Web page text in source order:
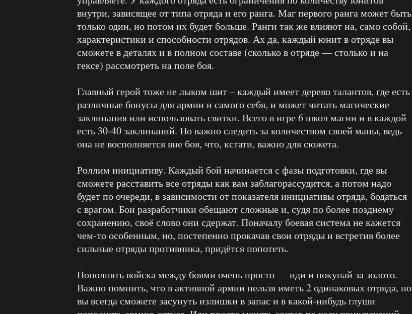
внутри, зависящее от типа отряда и его ранга. Маг первого ранга может быть
только один, но потом их будет больше. Ранги так же влияют на, само собой,
характеристики и способности отрядов. Ах да, каждый юнит в отряде вы
сможете в деталях и в полном составе (сколько в отряде — столько и на
гексе) рассмотреть на поле боя.
Главный герой тоже не лыком шит – каждый имеет дерево талантов, где есть
различные бонусы для армии и самого себя, и может читать магические
заклинания или использовать свитки. Всего в игре 6 школ магии и в каждой
есть 30-40 заклинаний. Но важно следить за количеством своей маны, ведь
она не восполняется вне боя, что, кстати, важно для сюжета.
Роллим инициативу. Каждый бой начинается с фазы подготовки, где вы
сможете расставить все отряды как вам заблагорассудится, а потом надо
будет по очереди, в зависимости от показателя инициативы отряда, бодаться
с врагом. Бои разработчики обещают сложные и, судя по более позднему
сохранению, своё слово они сдержат. Поначалу боевая система не кажется
чем-то особенным, но, постепенно прокачав свои отряды и встретив более
сильные отряды противника, придётся попотеть.
Пополнять войска между боями очень просто — иди и покупай за золото.
Важно помнить, что в активной армии нельзя иметь 2 одинаковых отряда, но
вы всегда сможете засунуть излишки в запас и в какой-нибудь глуши